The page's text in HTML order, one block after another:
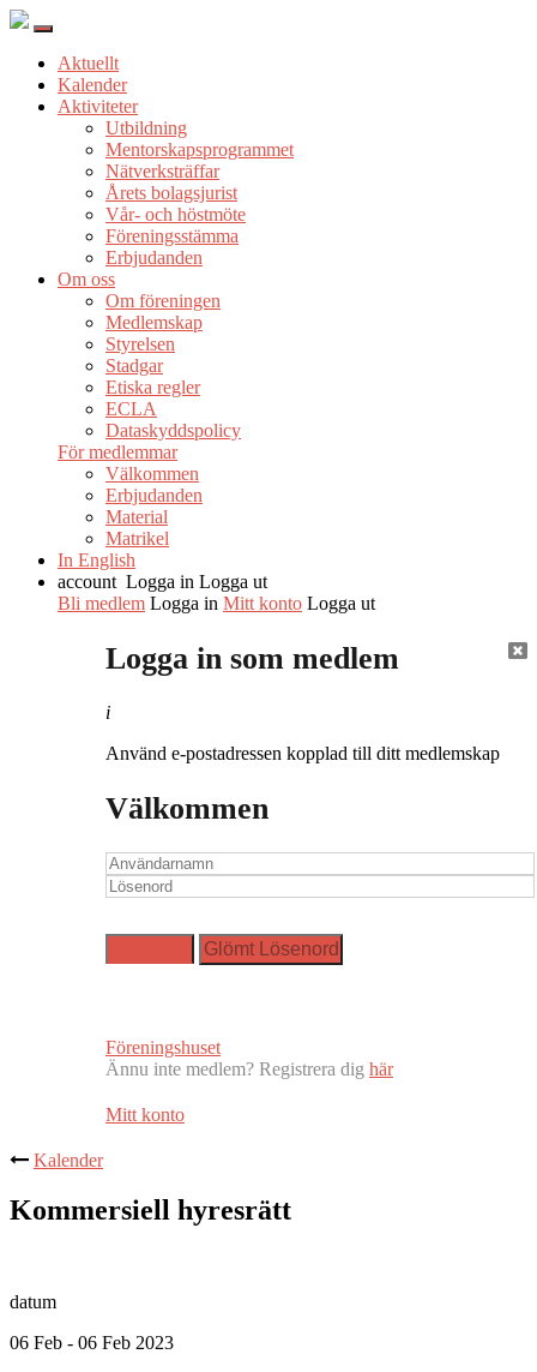
Aktuellt
Kalender
Aktiviteter
Utbildning
Mentorskapsprogrammet
Nätverksträffar
Årets bolagsjurist
Vår- och höstmöte
Föreningsstämma
Erbjudanden
Om oss
Om föreningen
Medlemskap
Styrelsen
Stadgar
Etiska regler
ECLA
Dataskyddspolicy
För medlemmar
Välkommen
Erbjudanden
Material
Matrikel
In English
account Logga in Logga ut
Bli medlem Logga in Mitt konto Logga ut
Logga in som medlem
i
Använd e-postadressen kopplad till ditt medlemskap
Välkommen
Föreningshuset
Ännu inte medlem? Registrera dig här
Mitt konto
Kalender
Kommersiell hyresrätt
datum
06 Feb - 06 Feb 2023